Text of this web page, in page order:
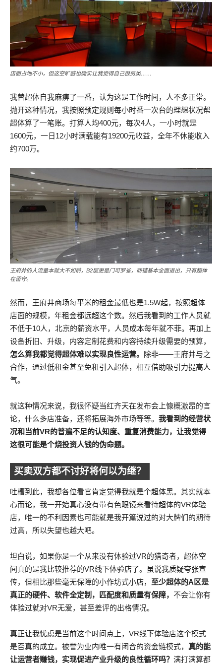
店面占地不小，但这空旷感也确实让我觉得自己很另类……
我替超体自我麻痹了一番，认为这是工作时间，人不多正常。
抛开这种情况，我按照预定规则每小时番一次台的理想状况帮
超体算了一笔账。打算人均400元，每次4人，一小时就是
1600元，一日12小时满载能有19200元收益，全年不休能收入
约700万。
王府井的人流量本就大不如前，B2层更是门可罗雀，商铺基本全面退出，只有超体
在留守。
然而，王府井商场每平米的租金最低也是1.5W起，按照超体
店面的规模，年租金都远超这个数。然后我看到的工作人员就
不低于10人，北京的薪资水平，人员成本每年就不菲。再加上
设备折旧、升级，内容定制花费和内容持续升级需要的预算，
怎么算我都觉得超体难以实现良性运营。
除非——王府井与之
合作，通过低租金甚至免租引入超体，相互借助吸引力提高人
气。
就这种情况来说，我很怀疑当红齐天在发布会上慷概激昂的言
论，什么多店准备，还将拓展海外市场等等。 我看到的经营状
况和当前VR的普遍不足的认知度、重复消费能力，让我觉得
这很可能是个烧投资人钱的伪命题。
买卖双方都不讨好将何以为继？
吐槽到此，我想各位看官肯定觉得我就是个超体黑。其实就本
心而论，我一开始真心没有带有色眼镜来看待超体的VR体验
店，唯一的不利因素也可能就是我开篇说过的对大牌们的期待
过高，所以失望也越大吧。
坦白说，如果你是一个从来没有体验过VR的猎奇者，超体空
间真的是我比较推荐的VR线下体验店了。虽说我质疑夸张宣
传，但相比那些毫无保障的小作坊式小店， 至少超体的A区是
真正的硬件、软件全定制，匹配度和质量有保障， 不会让你有
体验过就对VR无爱，甚至差评的出格情况。
真正让我忧虑是当前这个时间点上，VR线下体验店这个模式
是否真的成立。被誉为业内唯一有闭合的资金链模式， 真的能
让运营者赚钱，实现促进产业升级的良性循环吗？ 满打满算都